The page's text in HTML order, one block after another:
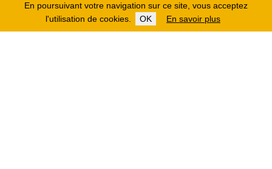
En poursuivant votre navigation sur ce site, vous acceptez
l'utilisation de cookies.
OK En savoir plus